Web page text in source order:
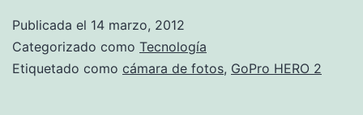
Publicada el 14 marzo, 2012
Categorizado como Tecnología
Etiquetado como cámara de fotos, GoPro HERO 2